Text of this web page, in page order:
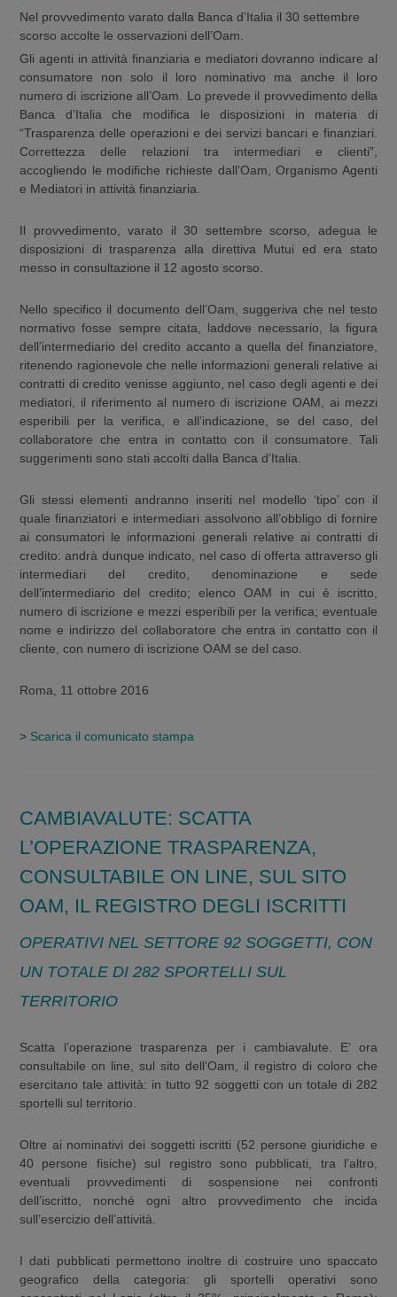
Nel provvedimento varato dalla Banca d’Italia il 30 settembre
scorso accolte le osservazioni dell’Oam.
Gli agenti in attività finanziaria e mediatori dovranno indicare al
consumatore non solo il loro nominativo ma anche il loro
numero di iscrizione all’Oam. Lo prevede il provvedimento della
Banca d’Italia che modifica le disposizioni in materia di
“Trasparenza delle operazioni e dei servizi bancari e finanziari.
Correttezza delle relazioni tra intermediari e clienti”,
accogliendo le modifiche richieste dall’Oam, Organismo Agenti
e Mediatori in attività finanziaria.
Il provvedimento, varato il 30 settembre scorso, adegua le
disposizioni di trasparenza alla direttiva Mutui ed era stato
messo in consultazione il 12 agosto scorso.
Nello specifico il documento dell’Oam, suggeriva che nel testo
normativo fosse sempre citata, laddove necessario, la figura
dell’intermediario del credito accanto a quella del finanziatore,
ritenendo ragionevole che nelle informazioni generali relative ai
contratti di credito venisse aggiunto, nel caso degli agenti e dei
mediatori, il riferimento al numero di iscrizione OAM, ai mezzi
esperibili per la verifica, e all’indicazione, se del caso, del
collaboratore che entra in contatto con il consumatore. Tali
suggerimenti sono stati accolti dalla Banca d’Italia.
Gli stessi elementi andranno inseriti nel modello ‘tipo’ con il
quale finanziatori e intermediari assolvono all’obbligo di fornire
ai consumatori le informazioni generali relative ai contratti di
credito: andrà dunque indicato, nel caso di offerta attraverso gli
intermediari del credito, denominazione e sede
dell’intermediario del credito; elenco OAM in cui è iscritto,
numero di iscrizione e mezzi esperibili per la verifica; eventuale
nome e indirizzo del collaboratore che entra in contatto con il
cliente, con numero di iscrizione OAM se del caso.
Roma, 11 ottobre 2016
> Scarica il comunicato stampa
CAMBIAVALUTE: SCATTA
L’OPERAZIONE TRASPARENZA,
CONSULTABILE ON LINE, SUL SITO
OAM, IL REGISTRO DEGLI ISCRITTI
OPERATIVI NEL SETTORE 92 SOGGETTI, CON
UN TOTALE DI 282 SPORTELLI SUL
TERRITORIO
Scatta l’operazione trasparenza per i cambiavalute. E’ ora
consultabile on line, sul sito dell’Oam, il registro di coloro che
esercitano tale attività: in tutto 92 soggetti con un totale di 282
sportelli sul territorio.
Oltre ai nominativi dei soggetti iscritti (52 persone giuridiche e
40 persone fisiche) sul registro sono pubblicati, tra l’altro,
eventuali provvedimenti di sospensione nei confronti
dell’iscritto, nonché ogni altro provvedimento che incida
sull’esercizio dell’attività.
I dati pubblicati permettono inoltre di costruire uno spaccato
geografico della categoria: gli sportelli operativi sono